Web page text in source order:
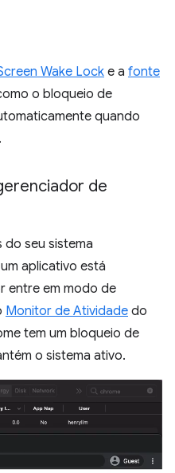
Wake Lock e a fonte
o bloqueio de
quando
de
seu sistema
aplicativo está
entre em modo de
Monitor de Atividade do
tem um bloqueio de
o sistema ativo.